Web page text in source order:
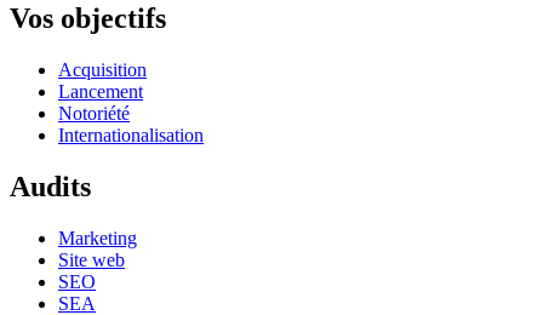
Vos objectifs
Acquisition
Lancement
Notoriété
Internationalisation
Audits
Marketing
Site web
SEO
SEA